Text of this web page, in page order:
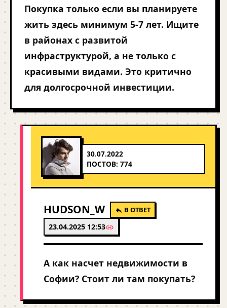
Покупка только если вы планируете
жить здесь минимум 5-7 лет. Ищите
в районах с развитой
инфраструктурой, а не только с
красивыми видами. Это критично
для долгосрочной инвестиции.
30.07.2022
ПОСТОВ: 774
HUDSON_W В ОТВЕТ
23.04.2025 12:53
А как насчет недвижимости в
Софии? Стоит ли там покупать?